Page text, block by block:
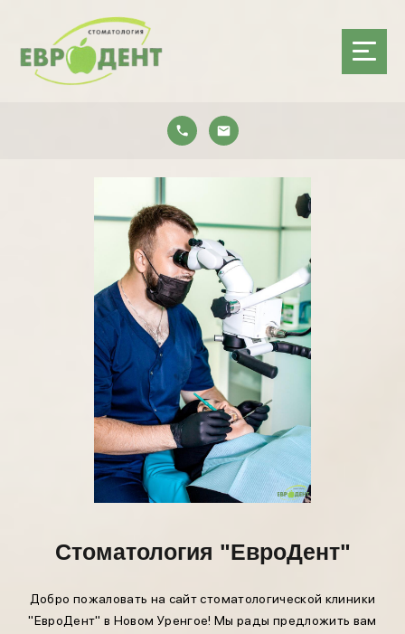
Стоматология "ЕвроДент"
Добро пожаловать на сайт стоматологической клиники
"ЕвроДент" в Новом Уренгое! Мы рады предложить вам